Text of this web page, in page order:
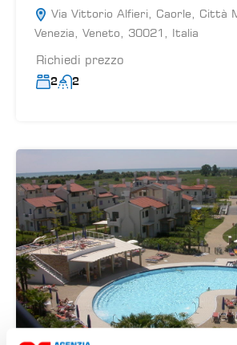
Via Vittorio Alfieri, Caorle, Città
Venezia, Veneto, 30021, Italia
Richiedi prezzo
2 2